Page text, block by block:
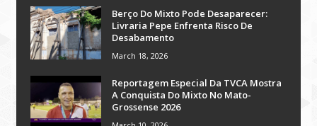
Berço Do Mixto Pode Desaparecer:
Livraria Pepe Enfrenta Risco De
Desabamento
March 18, 2026
Reportagem Especial Da TVCA Mostra
A Conquista Do Mixto No Mato-
Grossense 2026